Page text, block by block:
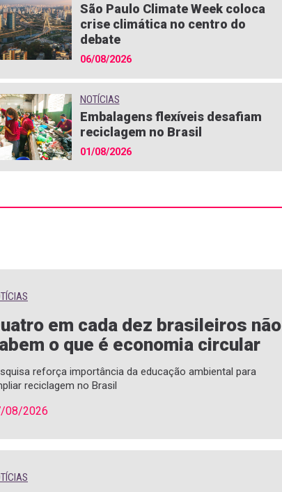
São Paulo Climate Week coloca
crise climática no centro do
debate
06/08/2026
NOTÍCIAS
Embalagens flexíveis desafiam
reciclagem no Brasil
01/08/2026
em cada dez brasileiros não
o que é economia circular
reforça importância da educação ambiental para
reciclagem no Brasil
08/2026